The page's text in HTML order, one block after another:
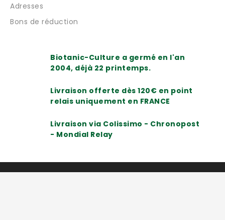
Adresses
Bons de réduction
Biotanic-Culture a germé en l'an
2004, déjà 22 printemps.
Livraison offerte dès 120€ en point
relais uniquement en FRANCE
Livraison via Colissimo - Chronopost
- Mondial Relay